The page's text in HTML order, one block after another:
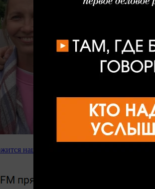
наш город!»: липчане поздравляют с